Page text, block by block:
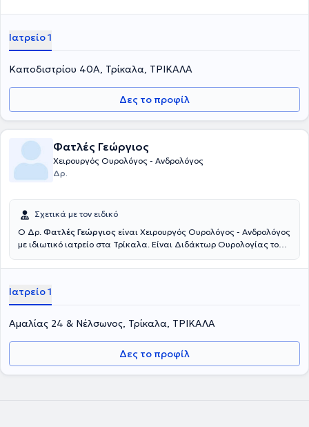
Ιατρείο 1
Καποδιστρίου 40Α, Τρίκαλα, ΤΡΙΚΑΛΑ
Δες το προφίλ
Φατλές Γεώργιος
Χειρουργός Ουρολόγος - Ανδρολόγος
Δρ.
Σχετικά με τον ειδικό
Ο Δρ. Φατλές Γεώργιος είναι Χειρουργός Ουρολόγος - Ανδρολόγος
με ιδιωτικό ιατρείο στα Τρίκαλα. Είναι Διδάκτωρ Ουρολογίας του
Σχολής του Αριστοτελείου Πανεπιστημίου Θεσσαλονίκης. Έχει
Göttingen της Γερμανίας, καθώς και στη Γυναικολογική - Μαιευτική
Κλινική του Νοσοκομείου Beaujon του Παρισιού. Επιπλέον, ο ιατρός
έχει ειδικευθεί στο Γενικό Νοσοκομείο Τρικάλων και στο
Ιπποκράτειο Πανεπιστημιακό Περιφερειακό Νοσοκομείο
Θεσσαλονίκης, στο οποίο υπήρξε για τέσσερα έτη και Επιμελητής Α'
Ουρολογίας. Kατά την θητεία του στο Ιπποκράτειο Νοσοκομείο
Θεσσαλονίκης εκτέλεσε και συμμετείχε σε ιδιαίτερα μεγάλο αριθμό
Ιατρείο 1
Αμαλίας 24 & Νέλσωνος, Τρίκαλα, ΤΡΙΚΑΛΑ
Δες το προφίλ